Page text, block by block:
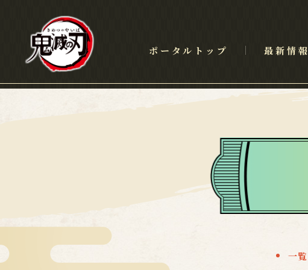
ポータルトップ 最新情報
一覧